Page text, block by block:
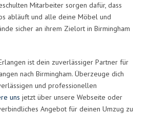
Mitarbeiter sorgen dafür, dass
abläuft und alle deine Möbel und
sicher an ihrem Zielort in Birmingham
ist dein zuverlässiger Partner für
nach Birmingham. Überzeuge dich
und professionellen
uns jetzt über unsere Webseite oder
Angebot für deinen Umzug zu